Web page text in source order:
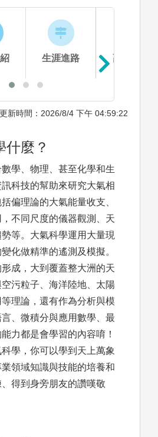
生涯進路 高中準備
新時間：2026/8/4 下午 04:59:22
什麼？
學、物理、甚至化學和生
科技的幫助來研究大氣相
偏理論的大氣能量收支、
不同尺度的儀器觀測、天
等。大氣科學運用大量現
化做精準的遙測及模擬。
成，大到覆蓋整大洲的天
污粒子、海洋陸地、太陽
理論，還有作為分析與模
、微積分與應用數學、最
力都是會學習的內容唷！
學，你可以學到天上萬象
領域知識與技能的培養和
得到身旁朋友的讚嘆敬